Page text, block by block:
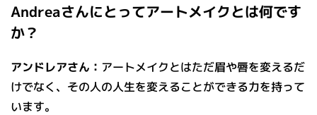
Andreaさんにとってアートメイクとは何です
か？
アンドレアさん： アートメイクとはただ眉や唇を変えるだ
けでなく、その人の人生を変えることができる力を持って
います。